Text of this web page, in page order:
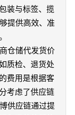
装与标签、揽
提供高效、准
仓储代发货价
质检、退货处
费用是根据客
考虑了供应链
供应链通过提